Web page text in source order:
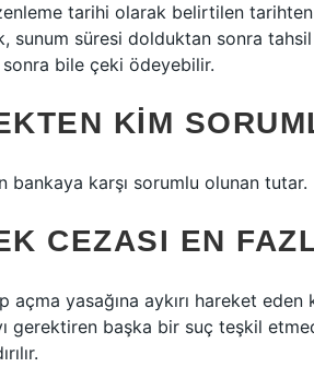
tarihi olarak belirtilen
sunum süresi dolduktan sonra
bile çeki ödeyebilir.
KIM
bankaya karşı sorumlu olunan tutar.
CEZASI EN
yasağına aykırı hareket
gerektiren başka bir suç teşkil